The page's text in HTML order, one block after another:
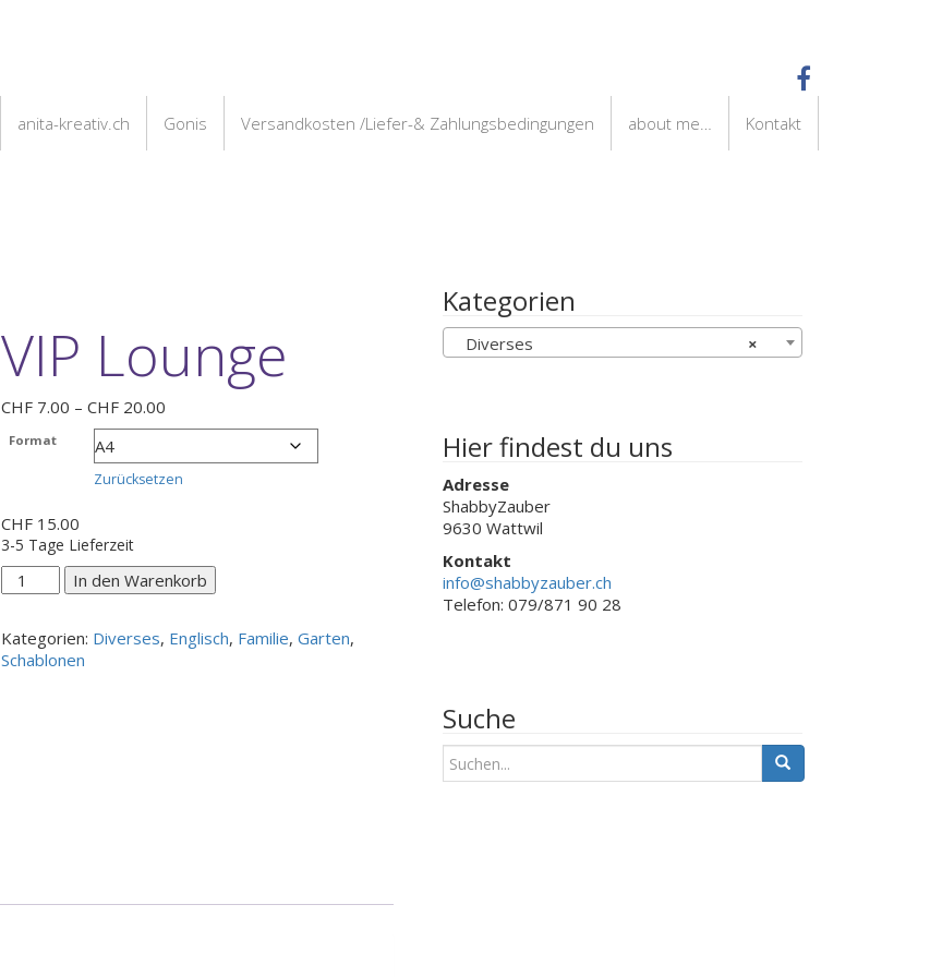
anita-kreativ.ch Gonis Versandkosten /Liefer-& Zahlungsbedingungen about me… Kontakt
VIP Lounge
CHF 7.00 – CHF 20.00
CHF 7.00
CHF 20.00
Format
Zurücksetzen
CHF 15.00
3-5 Tage Lieferzeit
VIP
Lounge
In den Warenkorb
Kategorien: Diverses, Englisch, Familie, Garten,
Schablonen
Kategorien
×
Diverses
Hier findest du uns
Adresse
ShabbyZauber
9630 Wattwil
Kontakt
info@shabbyzauber.ch
Telefon: 079/871 90 28
Suche
S
u